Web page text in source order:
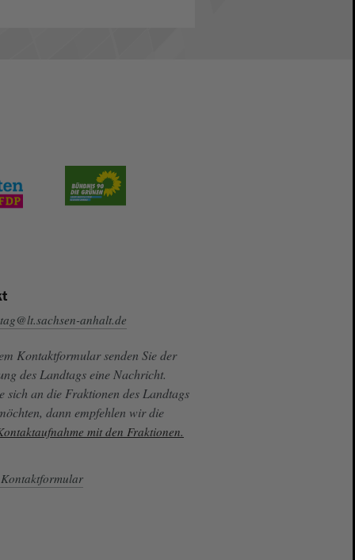
anhalt.de
Kontaktformular senden Sie der
des Landtags eine Nachricht.
sich an die Fraktionen des Landtags
dann empfehlen wir die
mit den Fraktionen.